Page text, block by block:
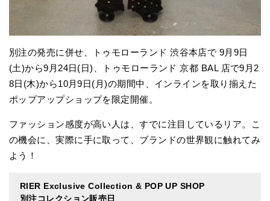
別注の発売に併せ、トゥモローランド 渋谷本店で 9月9日
(土)から9月24日(日)、トゥモローランド 京都 BAL 店で9月2
8日(木)から10月9日(月)の期間中、インラインを取り揃えた
ポップアップショップを限定開催。
ファッション感度が高い人は、すでに注目しているリア。こ
の機会に、実際に手に取って、ブランドの世界観に触れてみ
よう！
RIER Exclusive Collection & POP UP SHOP
別注コレクション販売日